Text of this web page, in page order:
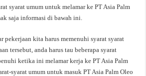
syarat umum untuk melamar ke PT Asia Palm
saja informasi di bawah ini.
pekerjaan kita harus memenuhi syarat syarat
tersebut, anda harus tau beberapa syarat
ketika ini melamar kerja ke PT Asia Palm
syarat umum untuk masuk PT Asia Palm Oleo